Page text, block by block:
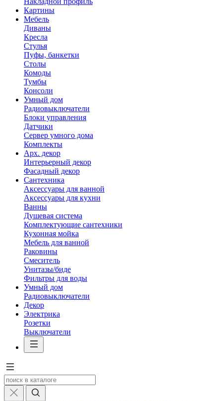
Картины
Мебель
Диваны
Кресла
Стулья
Пуфы, банкетки
Столы
Комоды
Тумбы
Консоли
Умный дом
Радиовыключатели
Блоки управления
Датчики
Сервер умного дома
Комплекты
Арх. декор
Интерьерный декор
Фасадный декор
Сантехника
Аксессуары для ванной
Аксессуары для кухни
Ванны
Душевая система
Комплектующие сантехники
Кухонная мойка
Мебель для ванной
Раковины
Смеситель
Унитазы/биде
Фильтры для воды
Умный дом
Радиовыключатели
Декор
Электрика
Розетки
Выключатели